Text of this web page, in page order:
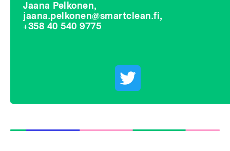
Jaana Pelkonen,
jaana.pelkonen@smartclean.fi,
+358 40 540 9775